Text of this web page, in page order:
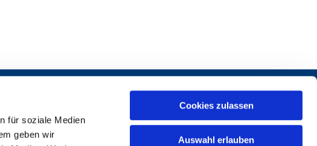
für soziale Medien
geben wir
Cookies zulassen
Auswahl erlauben